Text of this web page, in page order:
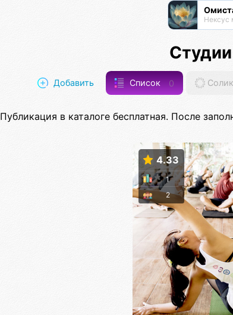
Нексус
Добавить Список 0
Публикация в каталоге бесплатная. После
4.33
2
1